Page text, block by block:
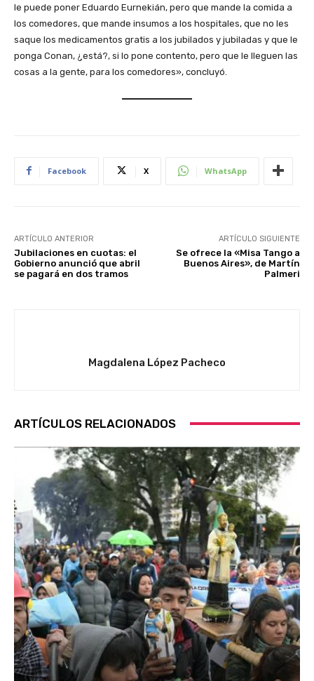
le puede poner Eduardo Eurnekián, pero que mande la comida a
los comedores, que mande insumos a los hospitales, que no les
saque los medicamentos gratis a los jubilados y jubiladas y que le
ponga Conan, ¿está?, si lo pone contento, pero que le lleguen las
cosas a la gente, para los comedores», concluyó.
Facebook X WhatsApp
ARTÍCULO ANTERIOR
Jubilaciones en cuotas: el
Gobierno anunció que abril
se pagará en dos tramos
ARTÍCULO SIGUIENTE
Se ofrece la «Misa Tango a
Buenos Aires», de Martín
Palmeri
Magdalena López Pacheco
ARTÍCULOS RELACIONADOS